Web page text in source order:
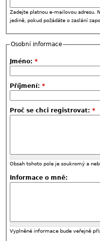
Zadejte platnou e-mailovou adresu.
jedině, pokud požádáte o zaslání
Osobní informace
Jméno: *
Příjmení: *
Proč se chci registrovat: *
Obsah tohoto pole je soukromý a
Informace o mně:
Vyplněné informace bude veřejně